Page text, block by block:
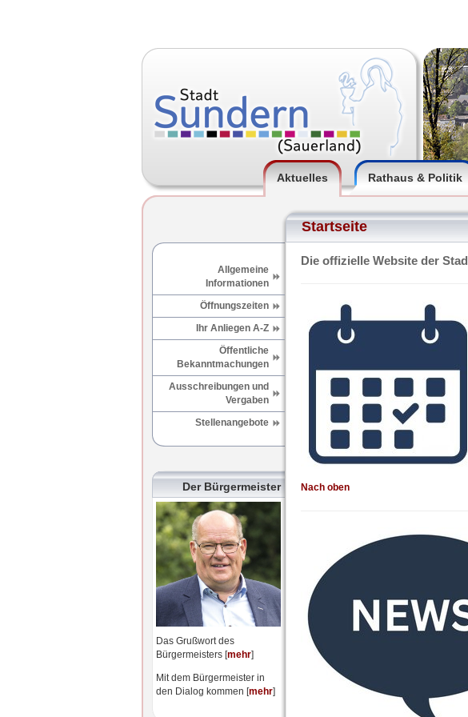
Aktuelles Rathaus & Politik
Startseite
Allgemeine
Informationen
Öffnungszeiten
Ihr Anliegen A-Z
Öffentliche
Bekanntmachungen
Ausschreibungen und
Vergaben
Stellenangebote
Der Bürgermeister
Das Grußwort des
Bürgermeisters [mehr]
Mit dem Bürgermeister in
den Dialog kommen [mehr]
Die offizielle Website der
Nach oben